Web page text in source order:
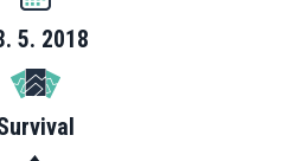
5. 2018